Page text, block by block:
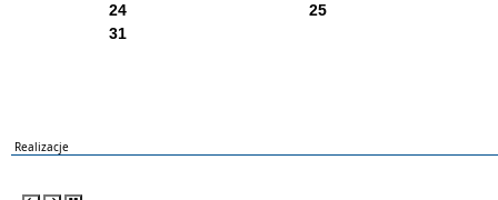
24
25
31
Realizacje